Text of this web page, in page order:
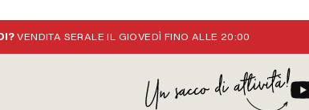
VENDITA SERALE IL GIOVEDÌ FINO ALLE 20:00